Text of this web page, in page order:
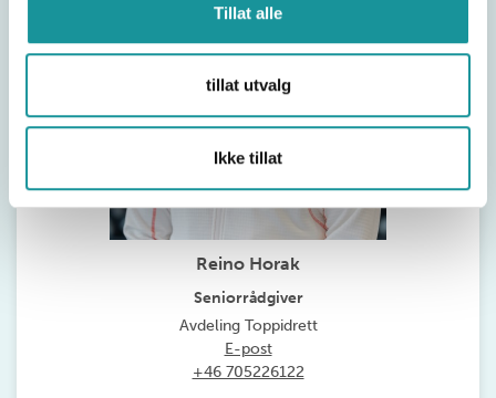
Tillat alle
tillat utvalg
Ikke tillat
Reino Horak
Seniorrådgiver
Avdeling Toppidrett
E-post
+46 705226122